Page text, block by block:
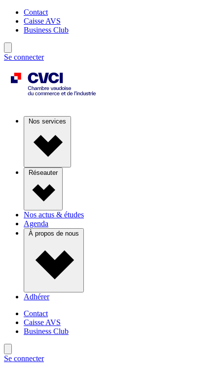
Contact
Caisse AVS
Business Club
Se connecter
Nos services
Réseauter
Nos actus & études
Agenda
À propos de nous
Adhérer
Contact
Caisse AVS
Business Club
Se connecter